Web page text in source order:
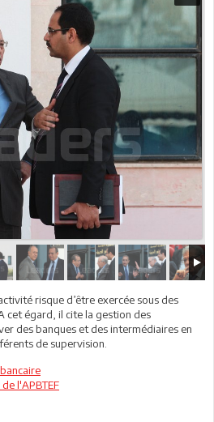
risque d’être exercée sous des
cet égard, il cite la gestion des
des banques et des intermédiaires en
de supervision.
l'APBTEF